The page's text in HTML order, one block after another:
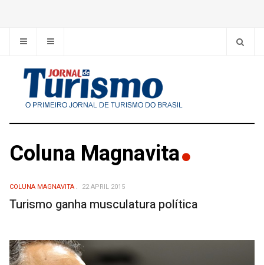
Coluna Magnavita
COLUNA MAGNAVITA 22 APRIL 2015
Turismo ganha musculatura política